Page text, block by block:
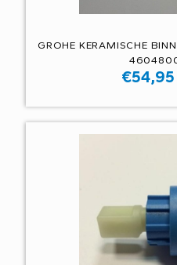
GROHE KERAMISCHE
€54,95